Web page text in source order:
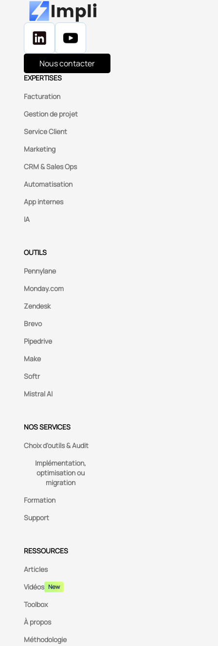
Nous contacter
EXPERTISES
Facturation
Gestion de projet
Service Client
Marketing
CRM & Sales Ops
Automatisation
App internes
IA
OUTILS
Pennylane
Monday.com
Zendesk
Brevo
Pipedrive
Make
Softr
Mistral AI
NOS SERVICES
Choix d'outils & Audit
Implémentation,
optimisation ou
migration
Formation
Support
RESSOURCES
Articles
Vidéos New
Toolbox
À propos
Méthodologie